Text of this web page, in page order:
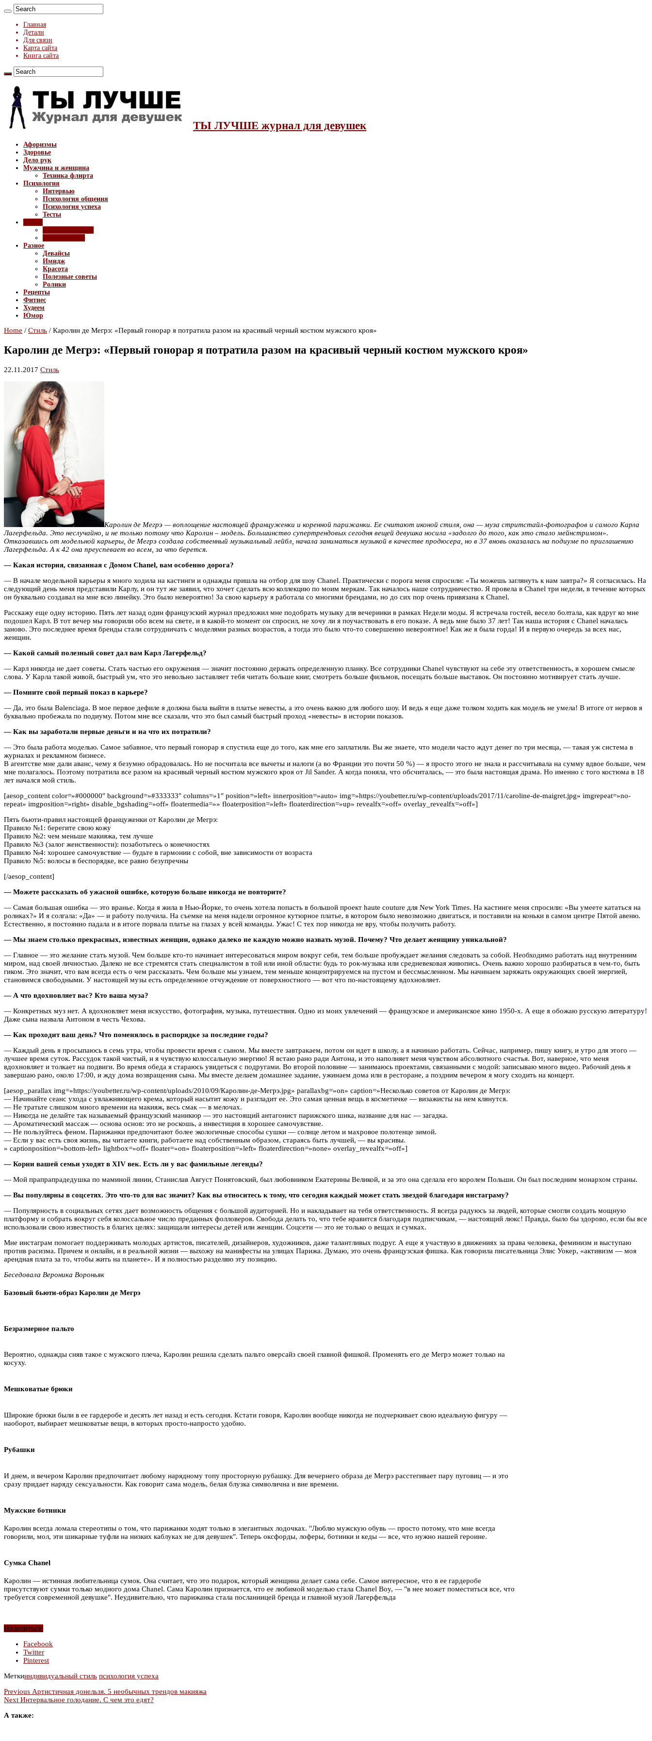
Главная
Детали
Для связи
Карта сайта
Книга сайта
ТЫ ЛУЧШЕ журнал для девушек
Афоризмы
Здоровье
Дело рук
Мужчина и женщина
Техника флирта
Психология
Интервью
Психология общения
Психология успеха
Тесты
Разное
Девайсы
Имидж
Красота
Полезные советы
Ролики
Рецепты
Фитнес
Худеем
Юмор
Home / Стиль / Каролин де Мегрэ: «Первый гонорар я потратила разом на красивый черный костюм мужского кроя»
Каролин де Мегрэ: «Первый гонорар я потратила разом на красивый черный костюм мужского кроя»
22.11.2017 Стиль
Каролин де Мегрэ — воплощение настоящей француженки и коренной парижанки. Ее считают иконой стиля, она — муза стритстайл-фотографов и самого Карла
Лагерфельда. Это неслучайно, и не только потому что Каролин – модель. Большинство супертрендовых сегодня вещей девушка носила «задолго до того, как это стало мейнстримом».
Отказавшись от модельной карьеры, де Мегрэ создала собственный музыкальный лейбл, начала заниматься музыкой в качестве продюсера, но в 37 вновь оказалась на подиуме по приглашению
Лагерфельда. А к 42 она преуспевает во всем, за что берется.
— Какая история, связанная с Домом Chanel, вам особенно дорога?
— В начале модельной карьеры я много ходила на кастинги и однажды пришла на отбор для шоу Chanel. Практически с порога меня спросили: «Ты можешь заглянуть к нам завтра?» Я согласилась. На
следующий день меня представили Карлу, и он тут же заявил, что хочет сделать всю коллекцию по моим меркам. Так началось наше сотрудничество. Я провела в Chanel три недели, в течение которых
он буквально создавал на мне всю линейку. Это было невероятно! За свою карьеру я работала со многими брендами, но до сих пор очень привязана к Chanel.
Расскажу еще одну историю. Пять лет назад один французский журнал предложил мне подобрать музыку для вечеринки в рамках Недели моды. Я встречала гостей, весело болтала, как вдруг ко мне
подошел Карл. В тот вечер мы говорили обо всем на свете, и в какой-то момент он спросил, не хочу ли я поучаствовать в его показе. А ведь мне было 37 лет! Так наша история с Chanel началась
заново. Это последнее время бренды стали сотрудничать с моделями разных возрастов, а тогда это было что-то совершенно невероятное! Как же я была горда! И в первую очередь за всех нас,
женщин.
— Какой самый полезный совет дал вам Карл Лагерфельд?
— Карл никогда не дает советы. Стать частью его окружения — значит постоянно держать определенную планку. Все сотрудники Chanel чувствуют на себе эту ответственность, в хорошем смысле
слова. У Карла такой живой, быстрый ум, что это невольно заставляет тебя читать больше книг, смотреть больше фильмов, посещать больше выставок. Он постоянно мотивирует стать лучше.
— Помните свой первый показ в карьере?
— Да, это была Balenciaga. В мое первое дефиле я должна была выйти в платье невесты, а это очень важно для любого шоу. И ведь я еще даже толком ходить как модель не умела! В итоге от нервов я
буквально пробежала по подиуму. Потом мне все сказали, что это был самый быстрый проход «невесты» в истории показов.
— Как вы заработали первые деньги и на что их потратили?
— Это была работа моделью. Самое забавное, что первый гонорар я спустила еще до того, как мне его заплатили. Вы же знаете, что модели часто ждут денег по три месяца, — такая уж система в
журналах и рекламном бизнесе.
В агентстве мне дали аванс, чему я безумно обрадовалась. Но не посчитала все вычеты и налоги (а во Франции это почти 50 %) — я просто этого не знала и рассчитывала на сумму вдвое больше, чем
мне полагалось. Поэтому потратила все разом на красивый черный костюм мужского кроя от Jil Sander. А когда поняла, что обсчиталась, — это была настоящая драма. Но именно с того костюма в 18
лет начался мой стиль.
[aesop_content color=»#000000″ background=»#333333″ columns=»1″ position=»left» innerposition=»auto» img=»https://youbetter.ru/wp-content/uploads/2017/11/caroline-de-maigret.jpg» imgrepeat=»no-
repeat» imgposition=»right» disable_bgshading=»off» floatermedia=»» floaterposition=»left» floaterdirection=»up» revealfx=»off» overlay_revealfx=»off»]
Пять бьюти-правил настоящей француженки от Каролин де Мегрэ:
Правило №1: берегите свою кожу
Правило №2: чем меньше макияжа, тем лучше
Правило №3 (залог женственности): позаботьтесь о конечностях
Правило №4: хорошее самочувствие — будьте в гармонии с собой, вне зависимости от возраста
Правило №5: волосы в беспорядке, все равно безупречны
[/aesop_content]
— Можете рассказать об ужасной ошибке, которую больше никогда не повторите?
— Самая большая ошибка — это вранье. Когда я жила в Нью-Йорке, то очень хотела попасть в большой проект haute couture для New York Times. На кастинге меня спросили: «Вы умеете кататься на
роликах?» И я солгала: «Да» — и работу получила. На съемке на меня надели огромное кутюрное платье, в котором было невозможно двигаться, и поставили на коньки в самом центре Пятой авеню.
Естественно, я постоянно падала и в итоге порвала платье на глазах у всей команды. Ужас! С тех пор никогда не вру, чтобы получить работу.
— Мы знаем столько прекрасных, известных женщин, однако далеко не каждую можно назвать музой. Почему? Что делает женщину уникальной?
— Главное — это желание стать музой. Чем больше кто-то начинает интересоваться миром вокруг себя, тем больше пробуждает желания следовать за собой. Необходимо работать над внутренним
миром, над своей личностью. Далеко не все стремятся стать специалистом в той или иной области: будь то рок-музыка или средневековая живопись. Очень важно хорошо разбираться в чем-то, быть
гиком. Это значит, что вам всегда есть о чем рассказать. Чем больше мы узнаем, тем меньше концентрируемся на пустом и бессмысленном. Мы начинаем заряжать окружающих своей энергией,
становимся свободными. У настоящей музы есть определенное отчуждение от поверхностного — вот что по-настоящему вдохновляет.
— А что вдохновляет вас? Кто ваша муза?
— Конкретных муз нет. А вдохновляет меня искусство, фотография, музыка, путешествия. Одно из моих увлечений — французское и американское кино 1950-х. А еще я обожаю русскую литературу!
Даже сына назвала Антоном в честь Чехова.
— Как проходит ваш день? Что поменялось в распорядке за последние годы?
— Каждый день я просыпаюсь в семь утра, чтобы провести время с сыном. Мы вместе завтракаем, потом он идет в школу, а я начинаю работать. Сейчас, например, пишу книгу, и утро для этого —
лучшее время суток. Рассудок такой чистый, и я чувствую колоссальную энергию! Я встаю рано ради Антона, и это наполняет меня чувством абсолютного счастья. Вот, наверное, что меня
вдохновляет и толкает на подвиги. Во время обеда я стараюсь увидеться с подругами. Во второй половине — занимаюсь проектами, связанными с модой: записываю много видео. Рабочий день я
завершаю рано, около 17:00, и жду дома возвращения сына. Мы вместе делаем домашнее задание, ужинаем дома или в ресторане, а поздним вечером я могу сходить на концерт.
[aesop_parallax img=»https://youbetter.ru/wp-content/uploads/2010/09/Каролин-де-Мегрэ.jpg» parallaxbg=»on» caption=»Несколько советов от Каролин де Мегрэ:
— Начинайте сеанс ухода с увлажняющего крема, который насытит кожу и разгладит ее. Это самая ценная вещь в косметичке — визажисты на нем клянутся.
— Не тратьте слишком много времени на макияж, весь смак — в мелочах.
— Никогда не делайте так называемый французский маникюр — это настоящий антагонист парижского шика, название для нас — загадка.
— Ароматический массаж — основа основ: это не роскошь, а инвестиция в хорошее самочувствие.
— Не пользуйтесь феном. Парижанки предпочитают более экологичные способы сушки — солнце летом и махровое полотенце зимой.
— Если у вас есть своя жизнь, вы читаете книги, работаете над собственным образом, стараясь быть лучшей, — вы красивы.
» captionposition=»bottom-left» lightbox=»off» floater=»on» floaterposition=»left» floaterdirection=»none» overlay_revealfx=»off»]
— Корни вашей семьи уходят в XIV век. Есть ли у вас фамильные легенды?
— Мой прапрапрадедушка по маминой линии, Станислав Август Понятовский, был любовником Екатерины Великой, и за это она сделала его королем Польши. Он был последним монархом страны.
— Вы популярны в соцсетях. Это что-то для вас значит? Как вы относитесь к тому, что сегодня каждый может стать звездой благодаря инстаграму?
— Популярность в социальных сетях дает возможность общения с большой аудиторией. Но и накладывает на тебя ответственность. Я всегда радуюсь за людей, которые смогли создать мощную
платформу и собрать вокруг себя колоссальное число преданных фолловеров. Свобода делать то, что тебе нравится благодаря подписчикам, — настоящий люкс! Правда, было бы здорово, если бы все
использовали свою известность в благих целях: защищали интересы детей или женщин. Соцсети — это не только о вещах и сумках.
Мне инстаграм помогает поддерживать молодых артистов, писателей, дизайнеров, художников, даже талантливых подруг. А еще я участвую в движениях за права человека, феминизм и выступаю
против расизма. Причем и онлайн, и в реальной жизни — выхожу на манифесты на улицах Парижа. Думаю, это очень французская фишка. Как говорила писательница Элис Уокер, «активизм — моя
арендная плата за то, чтобы жить на планете». И я полностью разделяю эту позицию.
Беседовала Вероника Вороньяк
Базовый бьюти-образ Каролин де Мегрэ
Безразмерное пальто
Вероятно, однажды сняв такое с мужского плеча, Каролин решила сделать пальто оверсайз своей главной фишкой. Променять его де Мегрэ может только на
косуху.
Мешковатые брюки
Широкие брюки были в ее гардеробе и десять лет назад и есть сегодня. Кстати говоря, Каролин вообще никогда не подчеркивает свою идеальную фигуру —
наоборот, выбирает мешковатые вещи, в которых просто-напросто удобно.
Рубашки
И днем, и вечером Каролин предпочитает любому нарядному топу просторную рубашку. Для вечернего образа де Мегрэ расстегивает пару пуговиц — и это
сразу придает наряду сексуальности. Как говорит сама модель, белая блузка символична и вне времени.
Мужские ботинки
Каролин всегда ломала стереотипы о том, что парижанки ходят только в элегантных лодочках. "Люблю мужскую обувь — просто потому, что мне всегда
говорили, мол, эти шикарные туфли на низких каблуках не для девушек". Теперь оксфорды, лоферы, ботинки и кеды — все, что нужно нашей героине.
Сумка Chanel
Каролин — истинная любительница сумок. Она считает, что это подарок, который женщина делает сама себе. Самое интересное, что в ее гардеробе
присутствуют сумки только модного дома Chanel. Сама Каролин признается, что ее любимой моделью стала Chanel Boy, — "в нее может поместиться все, что
требуется современной девушке". Неудивительно, что парижанка стала посланницей бренда и главной музой Лагерфельда
Поделиться:
Facebook
Twitter
Pinterest
Меткииндивидуальный стиль психология успеха
Previous Артистичная донельзя. 5 необычных трендов макияжа
Next Интервальное голодание. С чем это едят?
А также: